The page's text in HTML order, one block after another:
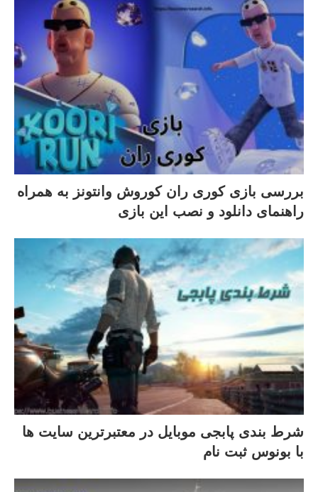
بررسی بازی کوری ران کوروش وانتونز به همراه
راهنمای دانلود و نصب این بازی
شرط بندی پابجی موبایل در معتبرترین سایت ها
با بونوس ثبت نام